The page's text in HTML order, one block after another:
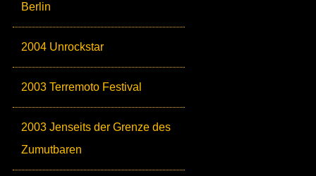
Berlin
2004 Unrockstar
2003 Terremoto Festival
2003 Jenseits der Grenze des
Zumutbaren